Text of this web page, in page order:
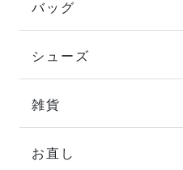
バッグ
シューズ
雑貨
お直し